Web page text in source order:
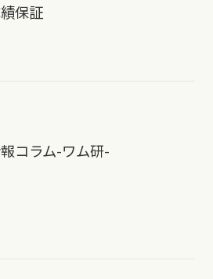
保証
コラム-ワム研-